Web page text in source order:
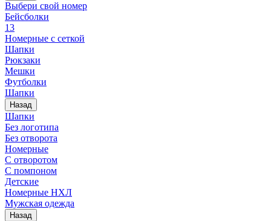
Выбери свой номер
Бейсболки
13
Номерные с сеткой
Шапки
Рюкзаки
Мешки
Футболки
Шапки
Назад
Шапки
Без логотипа
Без отворота
Номерные
С отворотом
С помпоном
Детские
Номерные НХЛ
Мужская одежда
Назад